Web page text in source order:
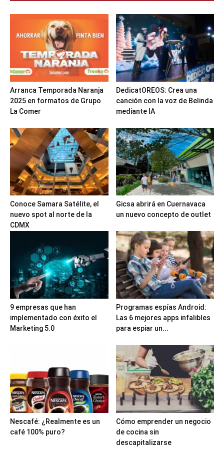
Arranca Temporada Naranja
2025 en formatos de Grupo
La Comer
DedicatOREOS: Crea una
canción con la voz de Belinda
mediante IA
Conoce Samara Satélite, el
nuevo spot al norte de la
CDMX
Gicsa abrirá en Cuernavaca
un nuevo concepto de outlet
9 empresas que han
implementado con éxito el
Marketing 5.0
Programas espías Android:
Las 6 mejores apps infalibles
para espiar un...
Nescafé: ¿Realmente es un
café 100% puro?
Cómo emprender un negocio
de cocina sin
descapitalizarse